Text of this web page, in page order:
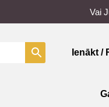
Vai
Ienākt /